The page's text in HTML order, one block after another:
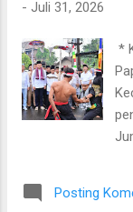
- Juli 31, 2026
*
Posting